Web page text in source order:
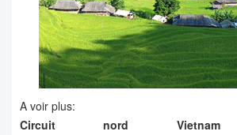
A voir plus:
Circuit nord